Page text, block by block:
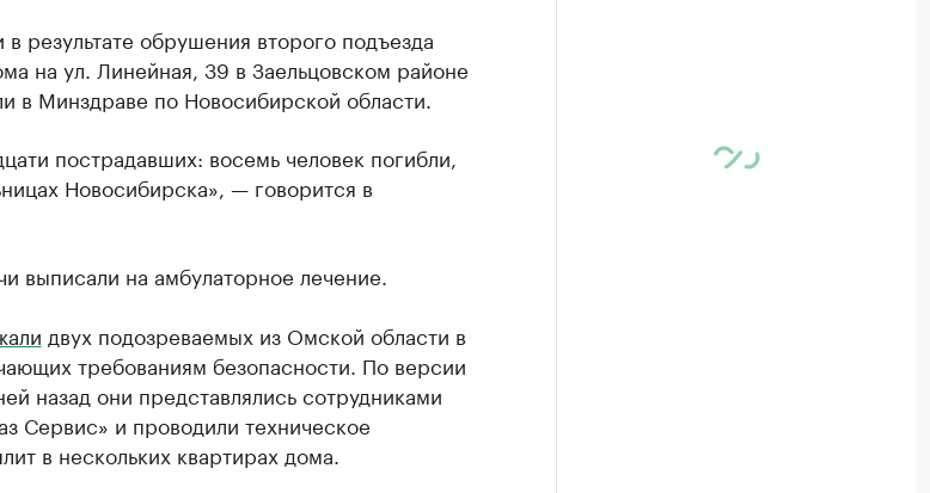
результате обрушения второго подъезда
на ул. Линейная, 39 в Заельцовском районе
в Минздраве по Новосибирской области.
пострадавших: восемь человек погибли,
Новосибирска», — говорится в
выписали на амбулаторное лечение.
двух подозреваемых из Омской области в
требованиям безопасности. По версии
назад они представлялись сотрудниками
Сервис» и проводили техническое
в нескольких квартирах дома.